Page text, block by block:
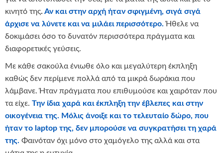
κινητό της. Αν και στην αρχή ήταν σφιγμένη, σιγά σιγά
άρχισε να λύνετε και να μιλάει περισσότερο. Ήθελε να
δοκιμάσει όσο το δυνατόν περισσότερα πράγματα και
διαφορετικές γεύσεις.
Με κάθε σακούλα ένιωθε όλο και μεγαλύτερη έκπληξη
καθώς δεν περίμενε πολλά από τα μικρά δωράκια που
λάμβανε. Ήταν πράγματα που επιθυμούσε και χαιρόταν που
τα είχε. Την ίδια χαρά και έκπληξη την έβλεπες και στην
οικογένεια της. Μόλις άνοιξε και το τελευταίο δώρο, που
ήταν το laptop της, δεν μπορούσε να συγκρατήσει τη χαρά
της. Φαινόταν όχι μόνο στο χαμόγελο της αλλά και στα